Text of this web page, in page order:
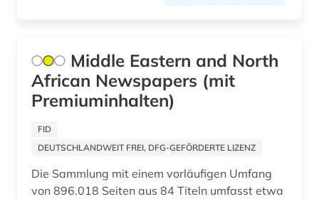
nordafrika (11)
oral history (1)
osmanisches reich (2)
Middle Eastern and North
African Newspapers (mit
Premiuminhalten)
FID
DEUTSCHLANDWEIT FREI, DFG-GEFÖRDERTE LIZENZ
Die Sammlung mit einem vorläufigen Umfang
von 896.018 Seiten aus 84 Titeln umfasst etwa